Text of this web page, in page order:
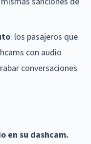
: los pasajeros que
con audio
conversaciones
en su dashcam.